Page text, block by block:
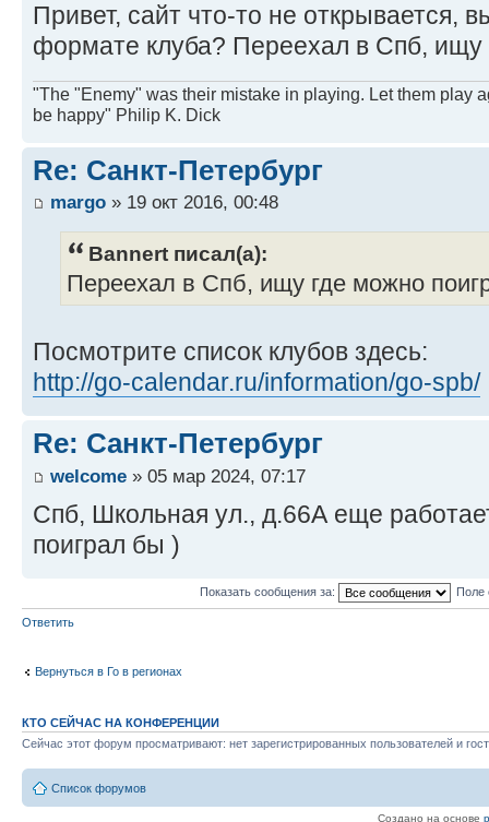
Привет, сайт что-то не открывается,
формате клуба? Переехал в Спб, ищу
"The "Enemy" was their mistake in playing. Let them play
be happy" Philip K. Dick
Re: Санкт-Петербург
margo » 19 окт 2016, 00:48
Bannert писал(а):
Переехал в Спб, ищу где можно
Посмотрите список клубов здесь:
http://go-calendar.ru/information/go-spb/
Re: Санкт-Петербург
welcome » 05 мар 2024, 07:17
Спб, Школьная ул., д.66А еще
поиграл бы )
Показать сообщения за: Поле
Ответить
Вернуться в Го в регионах
КТО СЕЙЧАС НА КОНФЕРЕНЦИИ
Сейчас этот форум просматривают: нет зарегистрированных пользователей и
Список форумов
Создано на основе